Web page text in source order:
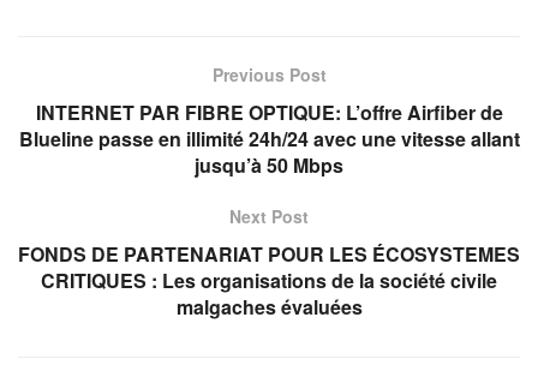
Previous Post
INTERNET PAR FIBRE OPTIQUE: L’offre Airfiber de
Blueline passe en illimité 24h/24 avec une vitesse allant
jusqu’à 50 Mbps
Next Post
FONDS DE PARTENARIAT POUR LES ÉCOSYSTEMES
CRITIQUES : Les organisations de la société civile
malgaches évaluées